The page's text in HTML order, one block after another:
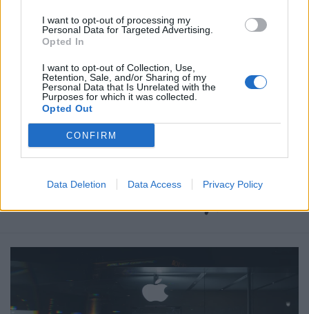
I want to opt-out of processing my
Personal Data for Targeted Advertising.
Opted In
I want to opt-out of Collection, Use,
Retention, Sale, and/or Sharing of my
Personal Data that Is Unrelated with the
Purposes for which it was collected.
Opted Out
CONFIRM
Data Deletion Data Access Privacy Policy
Newsroom
Ετικέτες :αμέλεια πυρκαγιά, Κακούργημα ,Κικίλια, ποινές εμπρησμός
ποινές πυρκαγιά,Πυρκαγιά.
Δείτε επίσης